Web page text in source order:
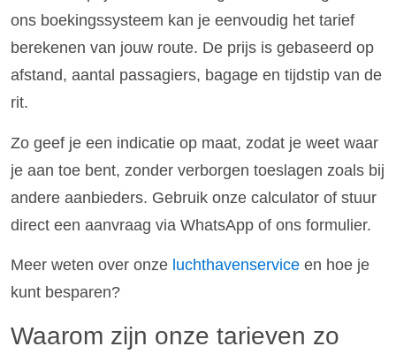
ons boekingssysteem kan je eenvoudig het tarief
berekenen van jouw route. De prijs is gebaseerd op
afstand, aantal passagiers, bagage en tijdstip van de
rit.
Zo geef je een indicatie op maat, zodat je weet waar
je aan toe bent, zonder verborgen toeslagen zoals bij
andere aanbieders. Gebruik onze calculator of stuur
direct een aanvraag via WhatsApp of ons formulier.
Meer weten over onze luchthavenservice en hoe je
kunt besparen?
Waarom zijn onze tarieven zo